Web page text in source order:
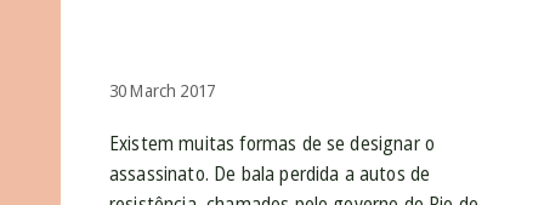
30 March 2017
Existem muitas formas de se designar o
assassinato. De bala perdida a autos de